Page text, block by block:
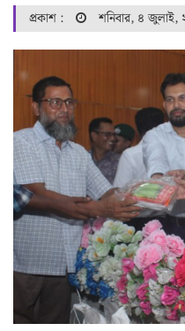
প্রকাশ : শনিবার, ৪